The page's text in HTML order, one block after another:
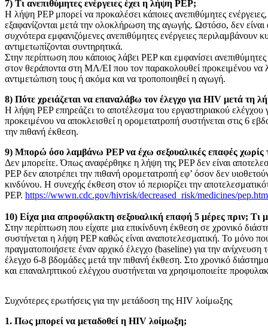
7) Τι ανεπιθύμητες ενέργειες έχει η λήψη PEP;
H λήψη PEP μπορεί να προκαλέσει κάποιες ανεπιθύμητες ενέργειες,
εξαφανίζονται μετά την ολοκλήρωση της αγωγής. Ωστόσο, δεν είναι
συχνότερα εμφανιζόμενες ανεπιθύμητες ενέργειες περιλαμβάνουν
αντιμετωπίζονται συντηρητικά.
Στην περίπτωση που κάποιος λάβει PEP και εμφανίσει
στον θεράποντα στη ΜΛ/ΕΙ που τον παρακολουθεί προκειμένου να
αντιμετώπιση τους ή ακόμα και να τροποποιηθεί η αγωγή.
8) Πότε χρειάζεται να επαναλάβω τον έλεγχο για HIV μετά τη
Η λήψη PEP επηρεάζει το αποτέλεσμα του εργαστηριακού
προκειμένου να αποκλεισθεί η ορομετατροπή συστήνεται στις 6
την πιθανή έκθεση.
9) Μπορώ όσο λαμβάνω PEP να έχω σεξουαλικές επαφές χωρίς
Δεν μπορείτε. Όπως αναφέρθηκε η λήψη της PEP δεν είναι
PEP δεν αποτρέπει την πιθανή ορομετατροπή εφ’ όσον δεν
κινδύνου. Η συνεχής έκθεση στον ιό περιορίζει την
PEP. https://wwwn.cdc.gov/hivrisk/decreased_risk/medicines/
10) Είχα μια απροφύλακτη σεξουαλική επαφή 5 μέρες πριν;
Στην περίπτωση που είχατε μια επικίνδυνη έκθεση σε χρονικό
συστήνεται η λήψη PEP καθώς είναι αναποτελεσματική. Το μόνο
πραγματοποιήσετε έναν αρχικό έλεγχο (baseline) για την
έλεγχο 6-8 βδομάδες μετά την πιθανή έκθεση. Στο χρονικό
και επαναληπτικού ελέγχου συστήνεται να χρησιμοποιείτε
Συχνότερες ερωτήσεις για την μετάδοση της HIV λοίμωξης
1. Πως μπορεί να μεταδοθεί η HIV λοίμωξη;